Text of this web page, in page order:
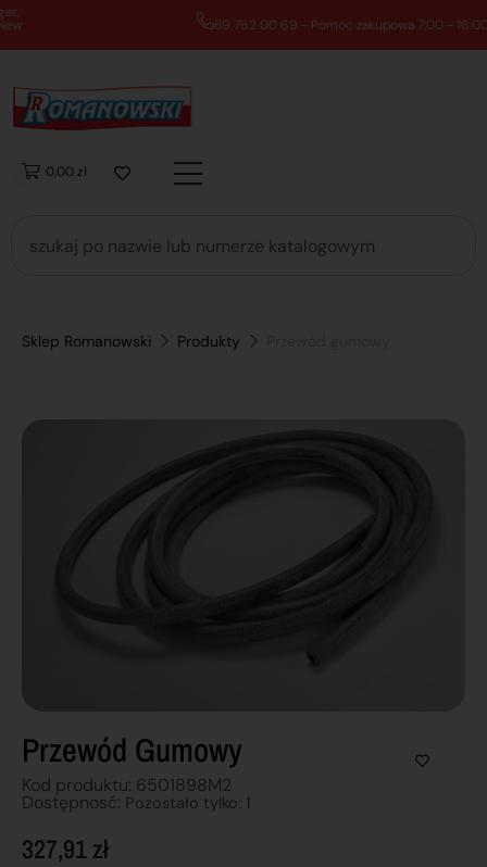
89 762 00 69 - Pomoc zakupowa 7:00 - 16:00
0,00 zł
Sklep Romanowski Produkty
Przewód Gumowy
Kod produktu: 6501898M2
Dostępnosć: Pozostało tylko: 1
327,91zł